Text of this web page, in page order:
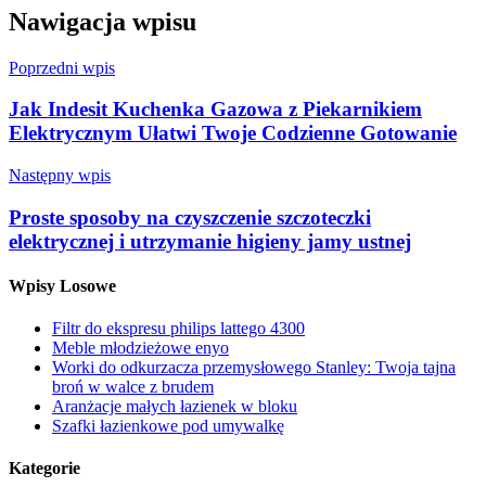
Nawigacja wpisu
Poprzedni wpis
Jak Indesit Kuchenka Gazowa z Piekarnikiem
Elektrycznym Ułatwi Twoje Codzienne Gotowanie
Następny wpis
Proste sposoby na czyszczenie szczoteczki
elektrycznej i utrzymanie higieny jamy ustnej
Wpisy Losowe
Filtr do ekspresu philips lattego 4300
Meble młodzieżowe enyo
Worki do odkurzacza przemysłowego Stanley: Twoja tajna
broń w walce z brudem
Aranżacje małych łazienek w bloku
Szafki łazienkowe pod umywalkę
Kategorie